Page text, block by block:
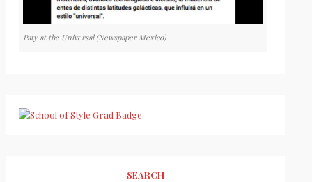
Paty at the Universal (Newspaper Mexico)
SEARCH